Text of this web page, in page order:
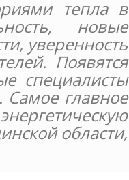
тепла в
новые
уверенность
Появятся
специалисты
главное
области,